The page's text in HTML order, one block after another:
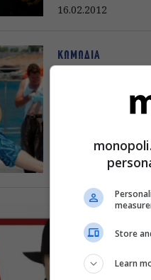
16.02.2012
ΚΩΜΩΔΙΑ
Πολλή φασαρία και
Store
Learn